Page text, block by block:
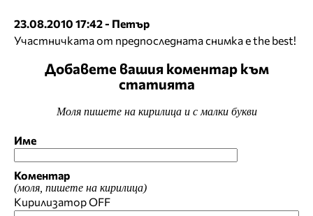
23.08.2010 17:42 - Петър
Участничката от предпоследната снимка е the best!
Добавете вашия коментар към
статията
Моля пишете на кирилица и с малки букви
Име
Коментар
(моля, пишете на кирилица)
КирилизаторOFF